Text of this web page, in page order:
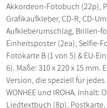
Akkordeon-Fotobuch (22p),
Grafikaufkleber, CD-R, CD-
Aufkleberumschlag, Brillen-
Einheitsposter (2ea), Selfie-
Fotokarte B (1 von 5) & EU-
6). Maße: 310 x 220 x 15 mm.
Version, die speziell für jedes
WONHEE und IROHA. Inhalt:
Liedtextbuch (8p),